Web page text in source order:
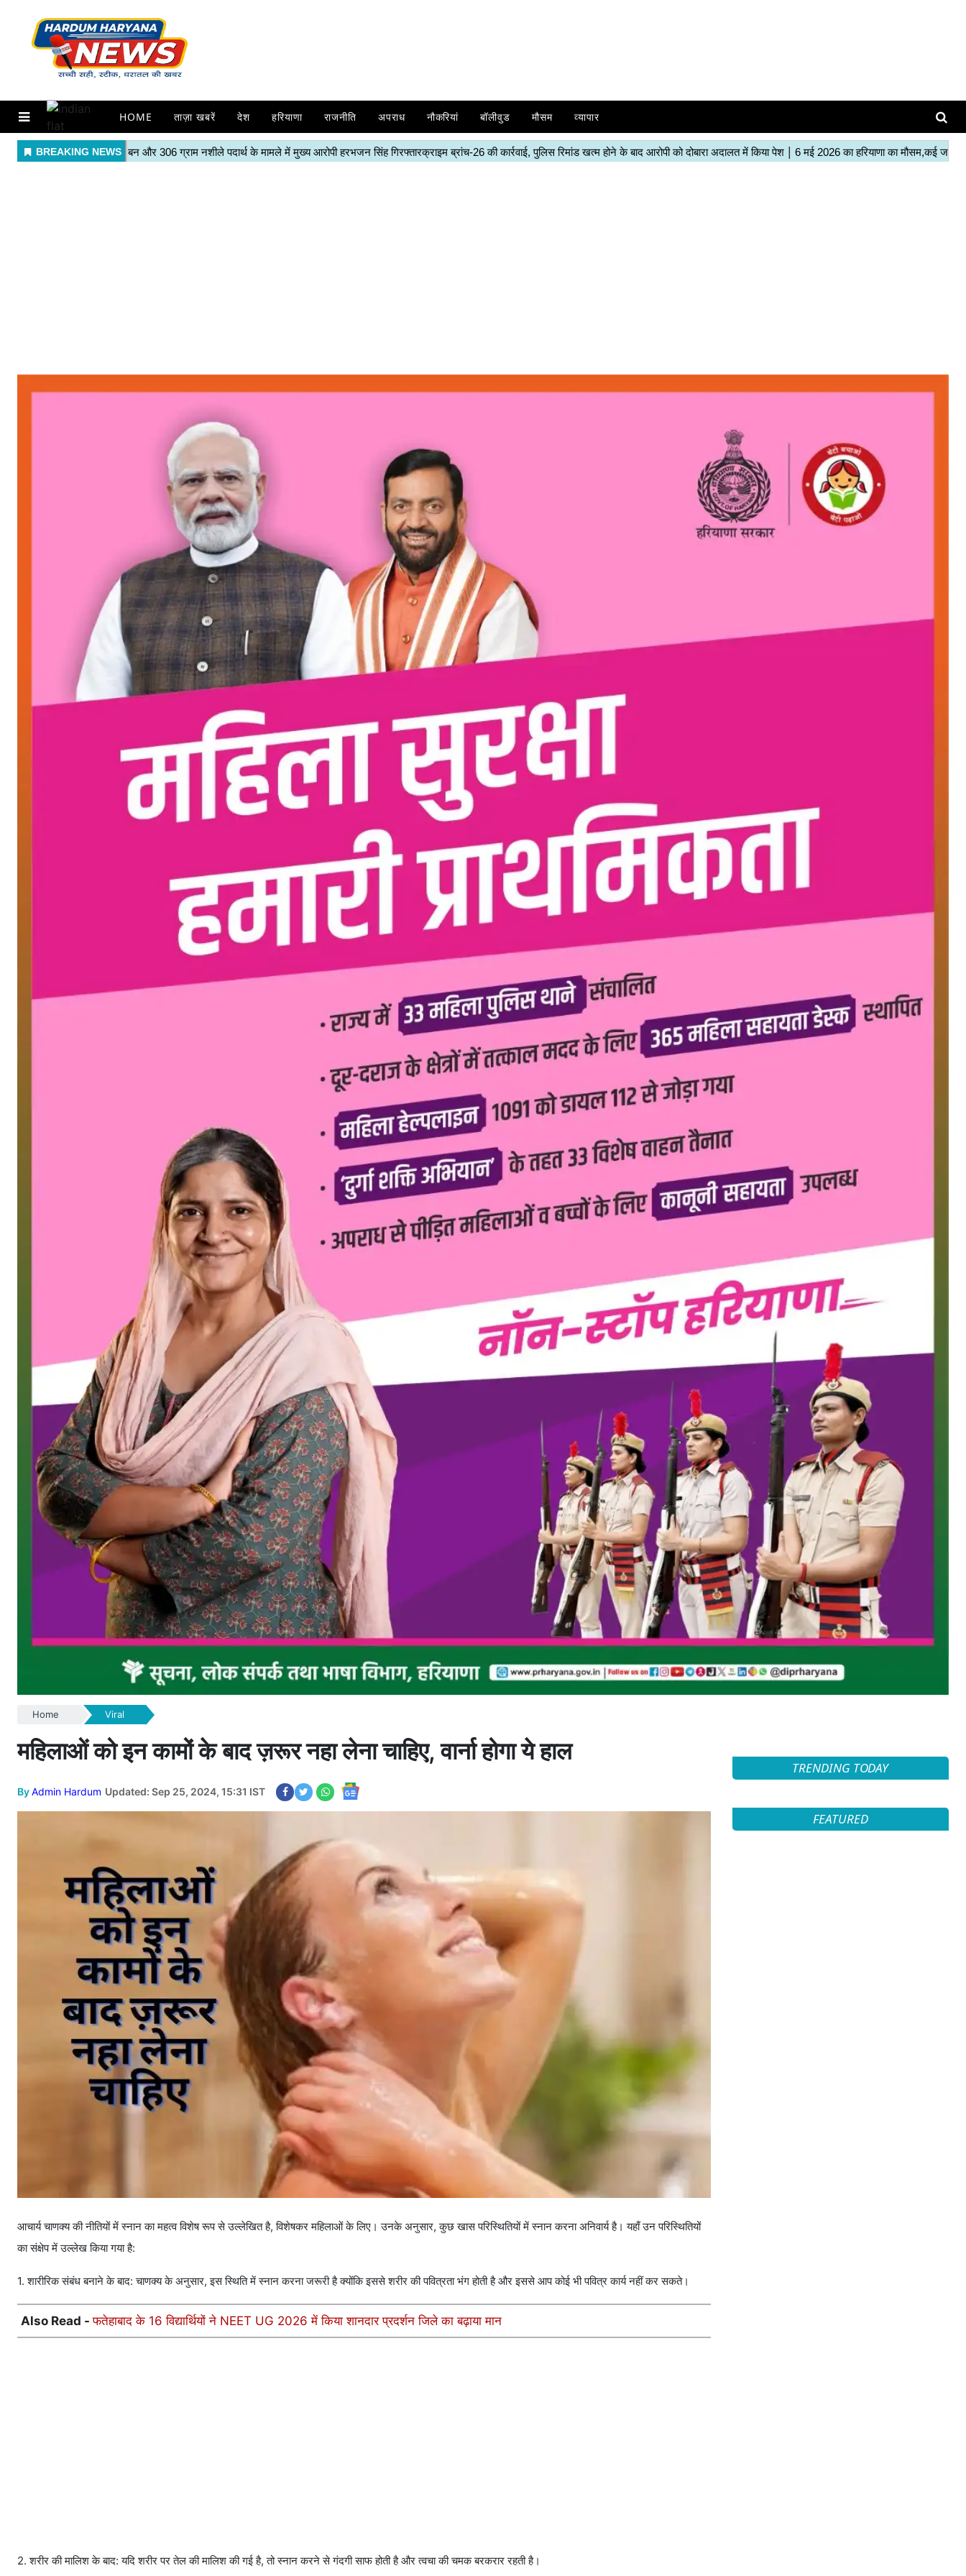
HOME ताज़ा खबरें देश हरियाणा राजनीति अपराध नौकरियां बॉलीवुड मौसम व्यापार
Home Viral
महिलाओं को इन कामों के बाद ज़रूर नहा लेना चाहिए, वार्ना होगा ये हाल
ByAdmin Hardum Updated: Sep 25, 2024, 15:31 IST
आचार्य चाणक्य की नीतियों में स्नान का महत्व विशेष रूप से उल्लेखित है, विशेषकर महिलाओं के लिए। उनके अनुसार, कुछ खास परिस्थितियों में स्नान करना अनिवार्य है। यहाँ उन परिस्थितियों
का संक्षेप में उल्लेख किया गया है:
1. शारीरिक संबंध बनाने के बाद: चाणक्य के अनुसार, इस स्थिति में स्नान करना जरूरी है क्योंकि इससे शरीर की पवित्रता भंग होती है और इससे आप कोई भी पवित्र कार्य नहीं कर सकते।
Also Read -फतेहाबाद के 16 विद्यार्थियों ने NEET UG 2026 में किया शानदार प्रदर्शन जिले का बढ़ाया मान
2. शरीर की मालिश के बाद: यदि शरीर पर तेल की मालिश की गई है, तो स्नान करने से गंदगी साफ होती है और त्वचा की चमक बरकरार रहती है।
TRENDING TODAY
FEATURED